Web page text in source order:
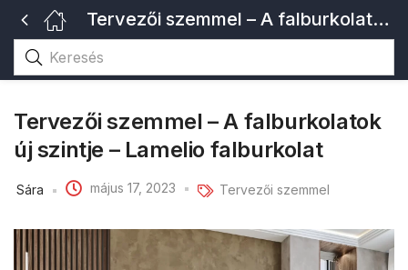
Tervezői szemmel – A falburkolatok új szintje – Lamelio falburkolat
Tervezői szemmel – A falburkolatok
új szintje – Lamelio falburkolat
Sára május 17, 2023 Tervezői szemmel